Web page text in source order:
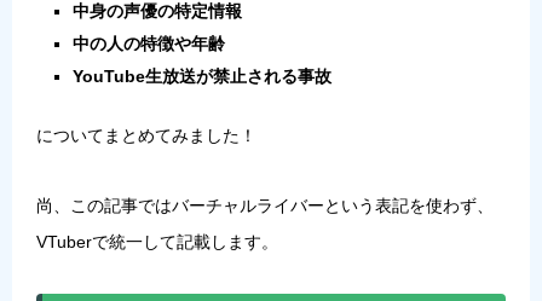
中身の声優の特定情報
中の人の特徴や年齢
YouTube生放送が禁止される事故
についてまとめてみました！
尚、この記事ではバーチャルライバーという表記を使わず、
VTuberで統一して記載します。